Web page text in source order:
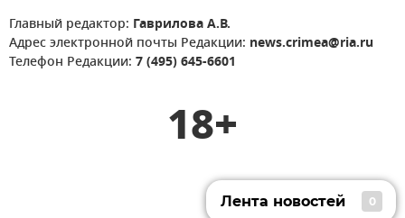
Главный редактор: Гаврилова А.В.
Адрес электронной почты Редакции: news.crimea@ria.ru
Телефон Редакции: 7 (495) 645-6601
18+
Лента новостей 0